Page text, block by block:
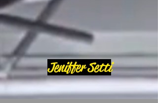
Jeniffer Setti